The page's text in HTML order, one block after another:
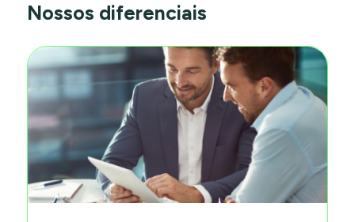
Nossos diferenciais